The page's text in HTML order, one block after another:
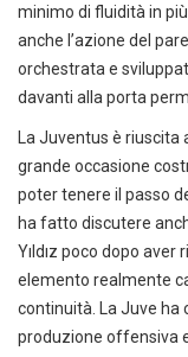
minimo di fluidità in
anche l’azione del
orchestrata e
davanti alla porta
La Juventus è riuscita
grande occasione
poter tenere il passo
ha fatto discutere
Yıldız poco dopo aver
elemento realmente
continuità. La Juve
produzione offensiva